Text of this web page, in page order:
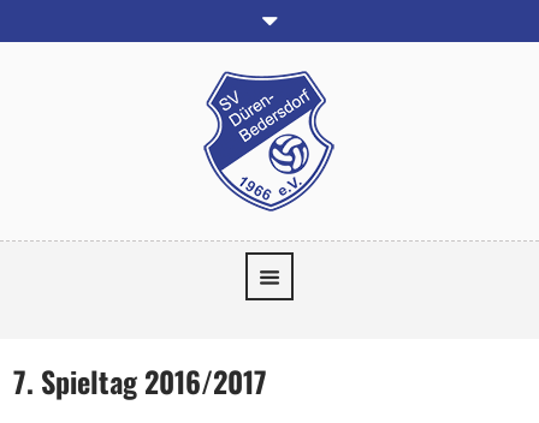
7. Spieltag 2016/2017